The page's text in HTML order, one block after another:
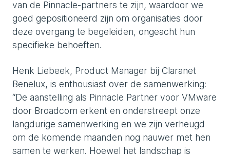
van de Pinnacle-partners te zijn, waardoor we
goed gepositioneerd zijn om organisaties door
deze overgang te begeleiden, ongeacht hun
specifieke behoeften.
Henk Liebeek, Product Manager bij Claranet
Benelux, is enthousiast over de samenwerking:
“De aanstelling als Pinnacle Partner voor VMware
door Broadcom erkent en onderstreept onze
langdurige samenwerking en we zijn verheugd
om de komende maanden nog nauwer met hen
samen te werken. Hoewel het landschap is